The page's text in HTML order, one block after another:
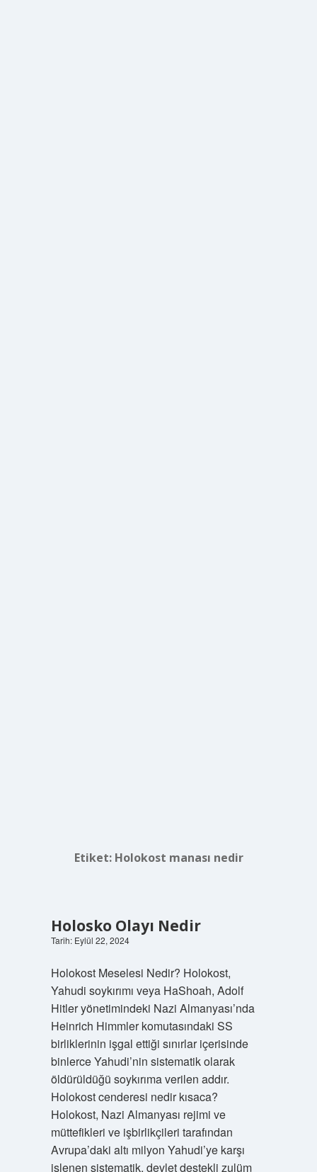
Etiket: Holokost manası nedir
Holosko Olayı Nedir
Tarih: Eylül 22, 2024
Holokost Meselesi Nedir? Holokost,
Yahudi soykırımı veya HaShoah, Adolf
Hitler yönetimindeki Nazi Almanyası’nda
Heinrich Himmler komutasındaki SS
birliklerinin işgal ettiği sınırlar içerisinde
binlerce Yahudi’nin sistematik olarak
öldürüldüğü soykırıma verilen addır.
Holokost cenderesi nedir kısaca?
Holokost, Nazi Almanyası rejimi ve
müttefikleri ve işbirlikçileri tarafından
Avrupa’daki altı milyon Yahudi’ye karşı
işlenen sistematik, devlet destekli zulüm